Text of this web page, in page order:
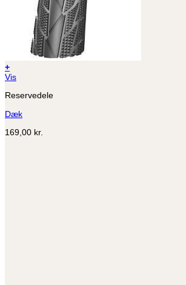
+
Dette
har
varianter.
kan
Vis
Reservedele
Dæk
169,00 kr.